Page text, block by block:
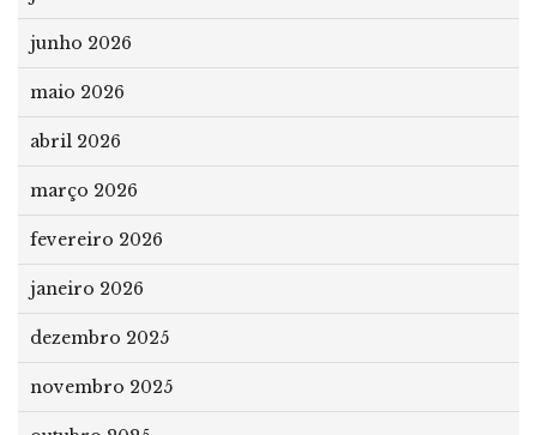
junho 2026
maio 2026
abril 2026
março 2026
fevereiro 2026
janeiro 2026
dezembro 2025
novembro 2025